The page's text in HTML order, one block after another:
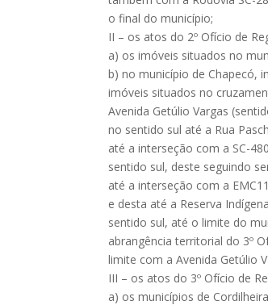
o final do município;
II – os atos do 2º Ofício de
a) os imóveis situados no
b) no município de Chapecó,
imóveis situados no
Avenida Getúlio Vargas
no sentido sul até a Rua
até a interseção com a SC-
sentido sul, deste seguindo
até a interseção com a
e desta até a Reserva
sentido sul, até o limite do
abrangência territorial do 3º
limite com a Avenida Getúlio
III – os atos do 3º Ofício de
a) os municípios de